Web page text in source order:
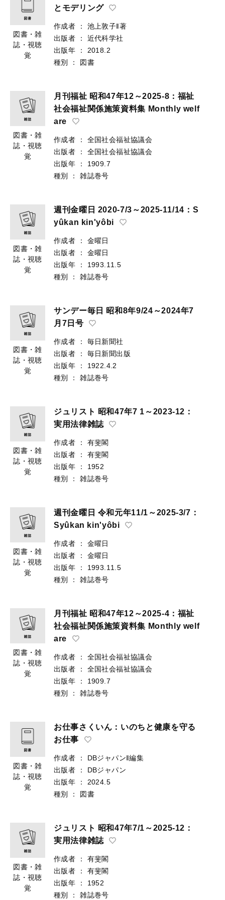
図書・雑
誌・視聴
覚
とモデリング
作成者 ：
池上敦子‖著
出版者
：
近代科学社
出版年
：
2018.2
種別
： 図書
図書・雑
誌・視聴
覚
月刊福祉 昭和47年12～2025-8：福祉
社会福祉関係施策資料集 Monthly welf
are
作成者 ：
全国社会福祉協議会
出版者
：
全国社会福祉協議会
出版年
：
1909.7
種別
： 雑誌巻号
図書・雑
誌・視聴
覚
週刊金曜日 2020-7/3～2025-11/14：S
yûkan kin'yôbi
作成者 ：
金曜日
出版者
：
金曜日
出版年
：
1993.11.5
種別
： 雑誌巻号
図書・雑
誌・視聴
覚
サンデー毎日 昭和8年9/24～2024年7
月7日号
作成者 ：
毎日新聞社
出版者
：
毎日新聞出版
出版年
：
1922.4.2
種別
： 雑誌巻号
図書・雑
誌・視聴
覚
ジュリスト 昭和47年7 1～2023-12：
実用法律雑誌
作成者 ：
有斐閣
出版者
：
有斐閣
出版年
：
1952
種別
： 雑誌巻号
図書・雑
誌・視聴
覚
週刊金曜日 令和元年11/1～2025-3/7：
Syûkan kin'yôbi
作成者 ：
金曜日
出版者
：
金曜日
出版年
：
1993.11.5
種別
： 雑誌巻号
図書・雑
誌・視聴
覚
月刊福祉 昭和47年12～2025-4：福祉
社会福祉関係施策資料集 Monthly welf
are
作成者 ：
全国社会福祉協議会
出版者
：
全国社会福祉協議会
出版年
：
1909.7
種別
： 雑誌巻号
図書・雑
誌・視聴
覚
お仕事さくいん：いのちと健康を守る
お仕事
作成者 ：
DBジャパン‖編集
出版者
：
DBジャパン
出版年
：
2024.5
種別
： 図書
図書・雑
誌・視聴
覚
ジュリスト 昭和47年7/1～2025-12：
実用法律雑誌
作成者 ：
有斐閣
出版者
：
有斐閣
出版年
：
1952
種別
： 雑誌巻号